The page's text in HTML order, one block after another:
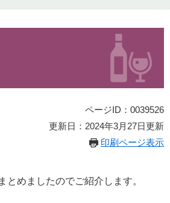
ページID：0039526
更新日：2024年3月27日更新
印刷ページ表示
めましたのでご紹介します。